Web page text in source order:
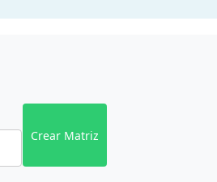
Crear Matriz